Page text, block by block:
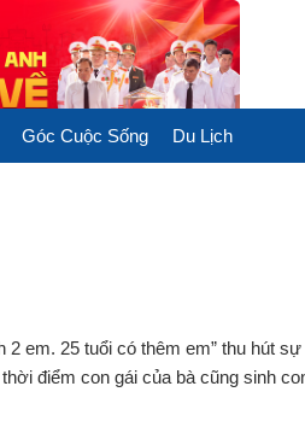
Góc Cuộc Sống Du Lịch
em. 25 tuổi có thêm em” thu hút sự
điểm con gái của bà cũng sinh